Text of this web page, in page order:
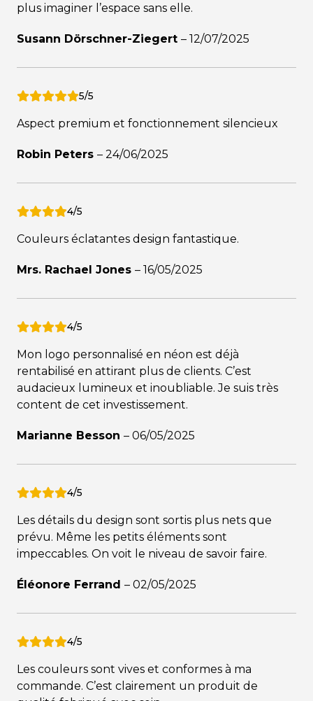
plus imaginer l’espace sans elle.
Susann Dörschner-Ziegert – 12/07/2025
5/5
Aspect premium et fonctionnement silencieux
Robin Peters – 24/06/2025
4/5
Couleurs éclatantes design fantastique.
Mrs. Rachael Jones – 16/05/2025
4/5
Mon logo personnalisé en néon est déjà
rentabilisé en attirant plus de clients. C’est
audacieux lumineux et inoubliable. Je suis très
content de cet investissement.
Marianne Besson – 06/05/2025
4/5
Les détails du design sont sortis plus nets que
prévu. Même les petits éléments sont
impeccables. On voit le niveau de savoir faire.
Éléonore Ferrand – 02/05/2025
4/5
Les couleurs sont vives et conformes à ma
commande. C’est clairement un produit de